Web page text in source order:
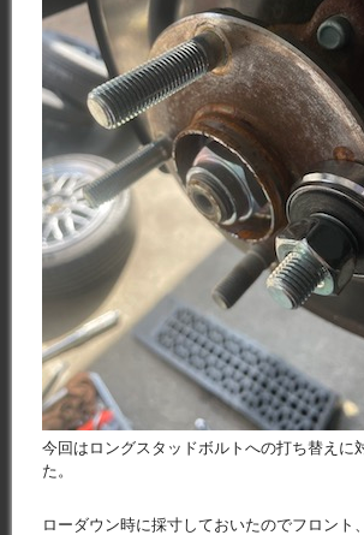
今回はロングスタッドボルトへの打ち替えに
た。
ローダウン時に採寸しておいたのでフロント